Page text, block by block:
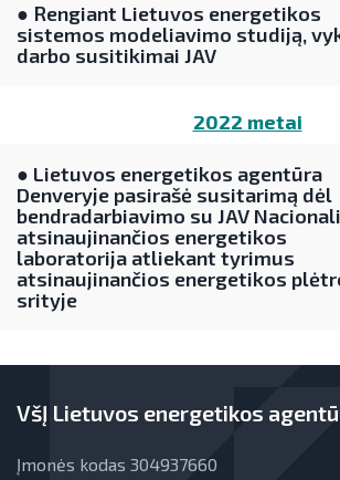
Teisinė aplinka
Pažangos įgyvendinant
ataskaitos
Energijos tiekėjų ir
susitarimų įgyvendinimas
EVE skatinimo ir viešinimo
EVE vertinimo įrankiai
Viešuosius interesus
Teisinė aplinka
Viešųjų pastatų
LT100
projekto rezultatai
● Rengiant Lietuvos energetikos
sistemos modeliavimo studiją,
darbo susitikimai JAV
2022 metai
● Lietuvos energetikos agentūra
Denveryje pasirašė susitarimą dėl
bendradarbiavimo su JAV
atsinaujinančios energetikos
laboratorija atliekant tyrimus
atsinaujinančios energetikos
srityje
VšĮ Lietuvos energetikos
Įmonės kodas 304937660